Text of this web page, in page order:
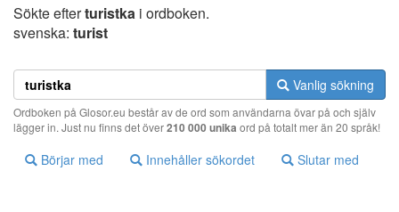
Sökte efterturistka i ordboken.
svenska: turist
Vanlig sökning
Ordboken på Glosor.eu består av de ord som användarna övar på och själv
lägger in. Just nu finns det över210 000 unika ord på totalt mer än 20 språk!
Börjar med Innehåller sökordet Slutar med